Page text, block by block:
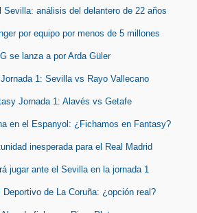
Sevilla: análisis del delantero de 22 años
por equipo por menos de 5 millones
se lanza a por Arda Güler
1: Sevilla vs Rayo Vallecano
Jornada 1: Alavés vs Getafe
en el Espanyol: ¿Fichamos en Fantasy?
inesperada para el Real Madrid
jugar ante el Sevilla en la jornada 1
Deportivo de La Coruña: ¿opción real?